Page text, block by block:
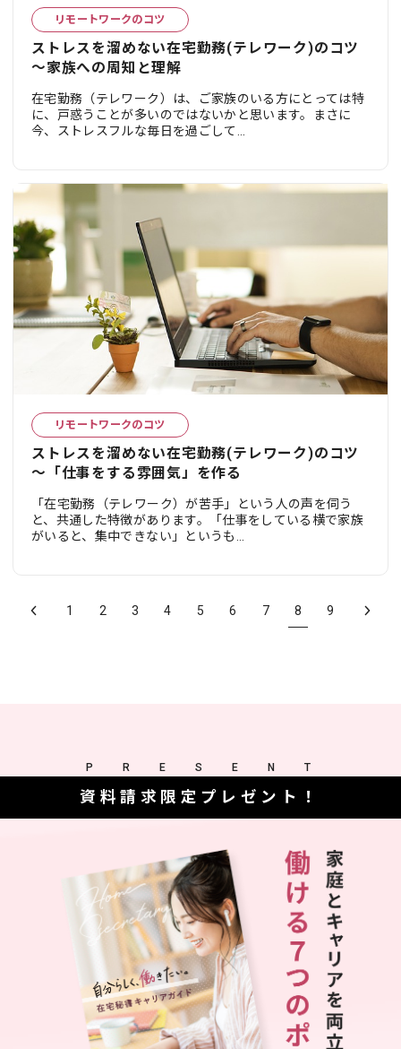
リモートワークのコツ
ストレスを溜めない在宅勤務(テレワーク)のコツ
～家族への周知と理解
在宅勤務（テレワーク）は、ご家族のいる方にとっては特
に、戸惑うことが多いのではないかと思います。まさに
今、ストレスフルな毎日を過ごして...
リモートワークのコツ
ストレスを溜めない在宅勤務(テレワーク)のコツ
～「仕事をする雰囲気」を作る
「在宅勤務（テレワーク）が苦手」という人の声を伺う
と、共通した特徴があります。「仕事をしている横で家族
がいると、集中できない」というも...
1 2 3 4 5 6 7 8 9
PRESENT
資料請求限定プレゼント！